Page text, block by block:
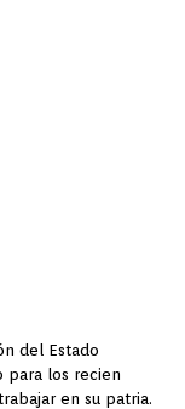
del Estado
para los recien
en su patria.